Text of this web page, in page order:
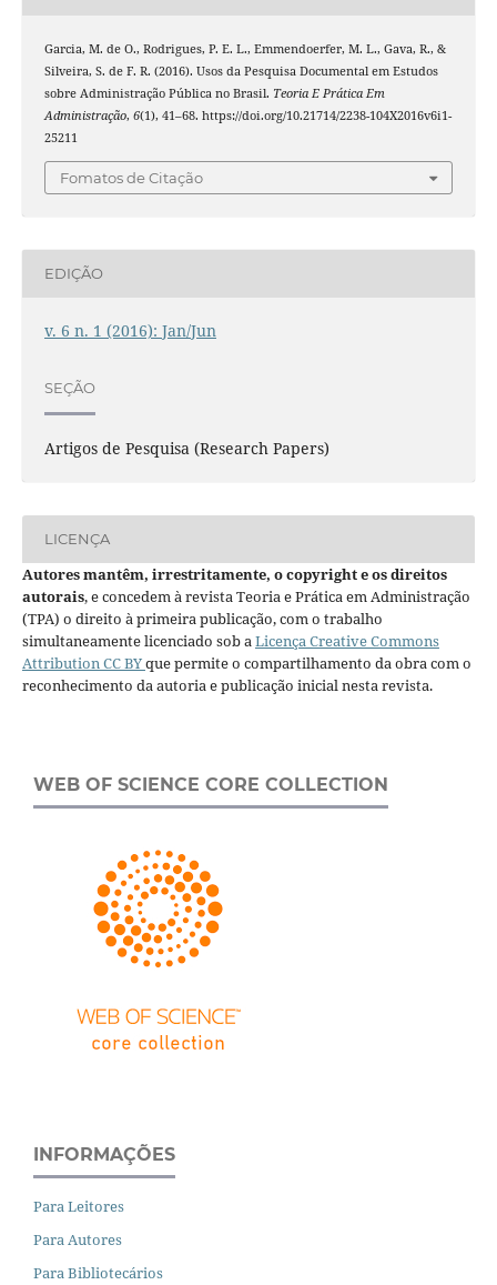
Garcia, M. de O., Rodrigues, P. E. L., Emmendoerfer, M. L., Gava, R., &
Silveira, S. de F. R. (2016). Usos da Pesquisa Documental em Estudos
sobre Administração Pública no Brasil. Teoria E Prática Em
Administração, 6(1), 41–68. https://doi.org/10.21714/2238-104X2016v6i1-
25211
Fomatos de Citação
EDIÇÃO
v. 6 n. 1 (2016): Jan/Jun
SEÇÃO
Artigos de Pesquisa (Research Papers)
LICENÇA
Autores mantêm, irrestritamente, o copyright e os direitos
autorais, e concedem à revista Teoria e Prática em Administração
(TPA) o direito à primeira publicação, com o trabalho
simultaneamente licenciado sob aLicença Creative Commons
Attribution CC BYque permite o compartilhamento da obra com o
reconhecimento da autoria e publicação inicial nesta revista.
WEB OF SCIENCE CORE COLLECTION
INFORMAÇÕES
Para Leitores
Para Autores
Para Bibliotecários